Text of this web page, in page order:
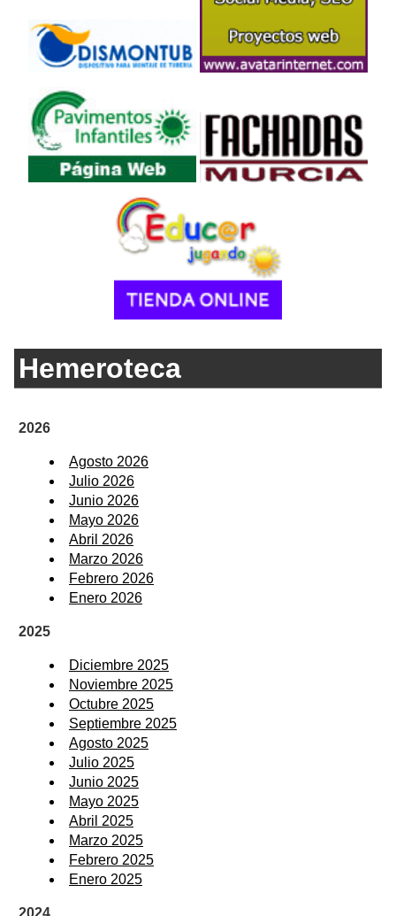
Hemeroteca
2026
Agosto 2026
Julio 2026
Junio 2026
Mayo 2026
Abril 2026
Marzo 2026
Febrero 2026
Enero 2026
2025
Diciembre 2025
Noviembre 2025
Octubre 2025
Septiembre 2025
Agosto 2025
Julio 2025
Junio 2025
Mayo 2025
Abril 2025
Marzo 2025
Febrero 2025
Enero 2025